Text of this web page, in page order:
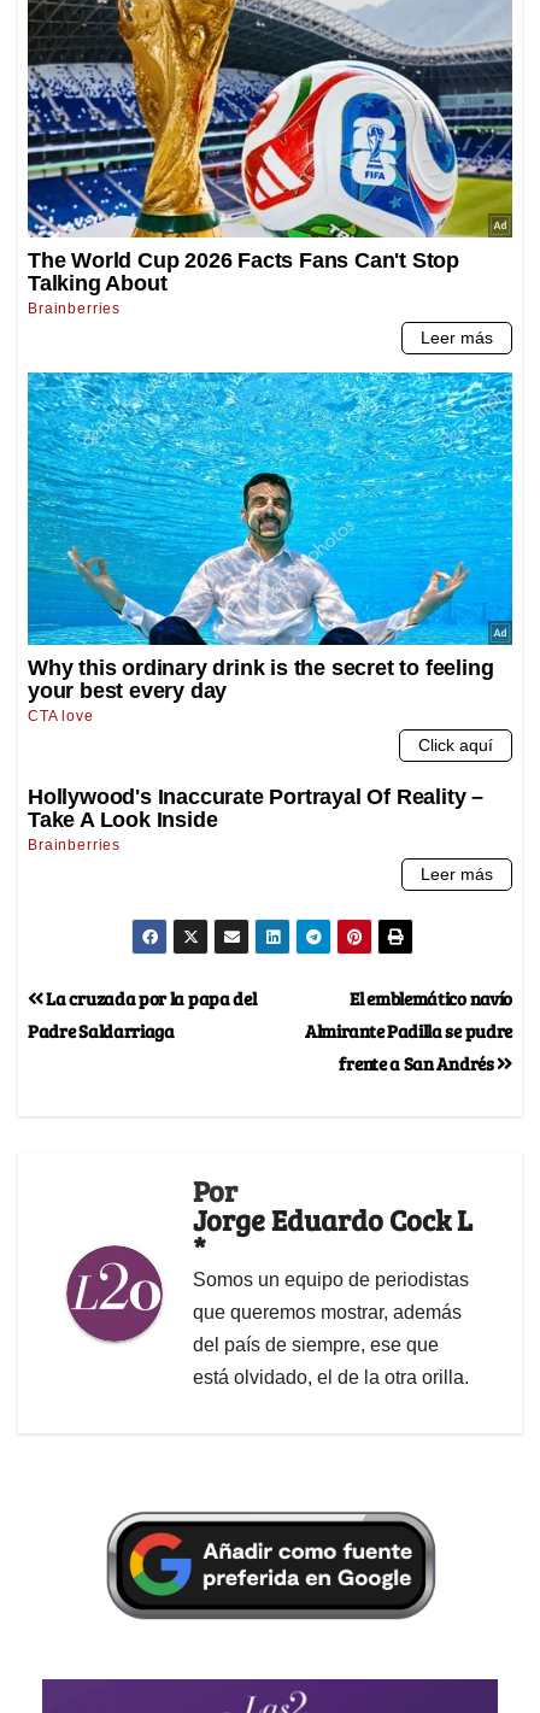
El emblemático navío
Almirante Padilla se pudre
frente a San Andrés
La cruzada por la papa del
Padre Saldarriaga
Por
Jorge Eduardo Cock L
*
Somos un equipo de periodistas
que queremos mostrar, además
del país de siempre, ese que
está olvidado, el de la otra orilla.